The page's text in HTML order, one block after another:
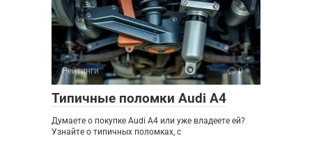
Рейтинги 0
Типичные поломки Audi A4
Думаете о покупке Audi A4 или уже владеете ей?
Узнайте о типичных поломках, с